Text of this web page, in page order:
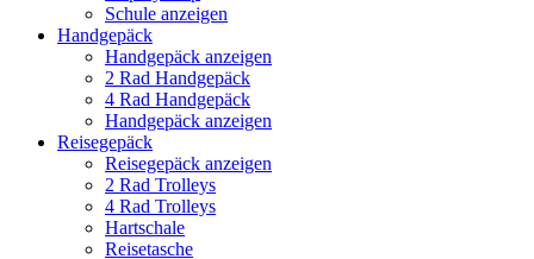
Schule anzeigen
Handgepäck
Handgepäck anzeigen
2 Rad Handgepäck
4 Rad Handgepäck
Handgepäck anzeigen
Reisegepäck
Reisegepäck anzeigen
2 Rad Trolleys
4 Rad Trolleys
Hartschale
Reisetasche